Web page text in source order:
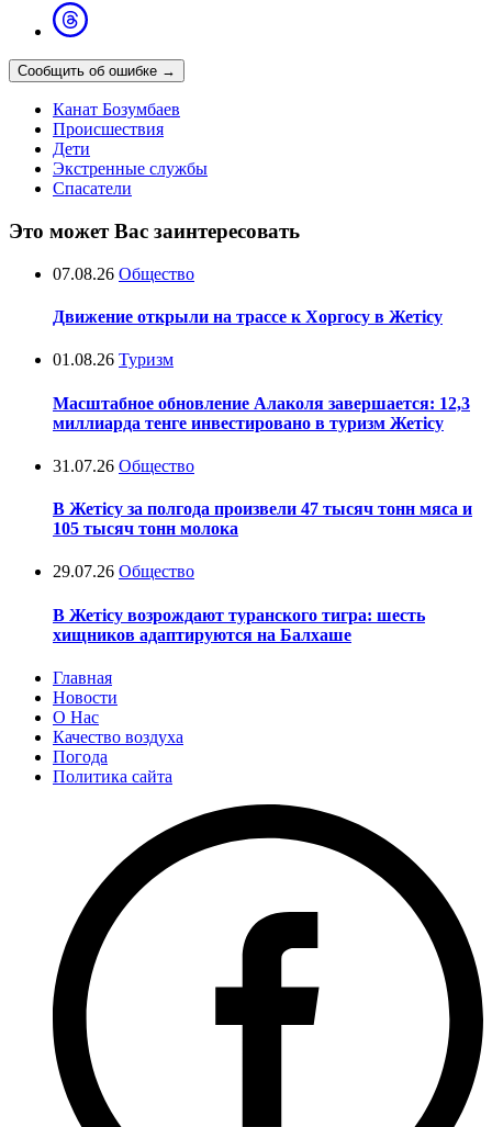
Сообщить об ошибке →
Канат Бозумбаев
Происшествия
Дети
Экстренные службы
Спасатели
Это может Вас заинтересовать
07.08.26 Общество
Движение открыли на трассе к Хоргосу в Жетісу
01.08.26 Туризм
Масштабное обновление Алаколя завершается: 12,3
миллиарда тенге инвестировано в туризм Жетісу
31.07.26 Общество
В Жетісу за полгода произвели 47 тысяч тонн мяса и
105 тысяч тонн молока
29.07.26 Общество
В Жетісу возрождают туранского тигра: шесть
хищников адаптируются на Балхаше
Главная
Новости
О Нас
Качество воздуха
Погода
Политика сайта